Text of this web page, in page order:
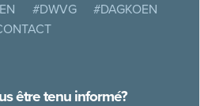
#DWVG
#DAGKOEN
être tenu informé?